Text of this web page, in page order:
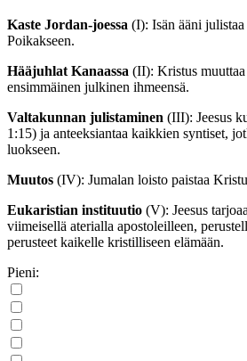
Kaste Jordan-joessa (I): Isän ääni
Poikakseen.
Hääjuhlat Kanaassa (II): Kristus
ensimmäinen julkinen ihmeensä.
Valtakunnan julistaminen (III): Jeesus
1:15) ja anteeksiantaa kaikkien syntiset,
luokseen.
Muutos (IV): Jumalan loisto paistaa
Eukaristian instituutio (V): Jeesus
viimeisellä aterialla apostoleilleen,
perusteet kaikelle kristilliseen elämään.
Pieni: